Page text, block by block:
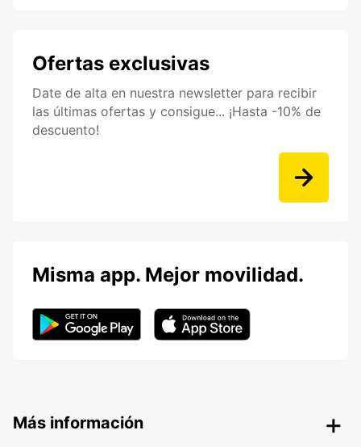
Ofertas exclusivas
Date de alta en nuestra newsletter para recibir
las últimas ofertas y consigue... ¡Hasta -10% de
descuento!
Misma app. Mejor movilidad.
Más información